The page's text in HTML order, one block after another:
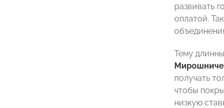
развивать
оплатой.
Тему
получать
чтобы
низкую